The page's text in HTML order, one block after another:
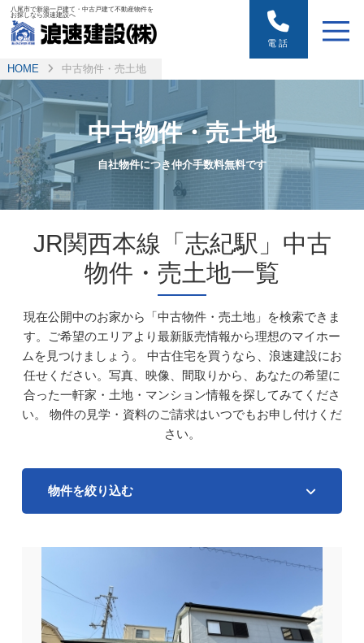
八尾市で新築一戸建て・中古戸建て不動産物件を
お探しなら浪速建設へ
電話
HOME 中古物件・売土地
中古物件・売土地
自社物件につき仲介手数料無料です
JR関西本線「志紀駅」中古
物件・売土地一覧
現在公開中のお家から「中古物件・売土地」を検索できま
す。ご希望のエリアより最新販売情報から理想のマイホー
ムを見つけましょう。
中古住宅を買うなら、浪速建設にお
任せください。写真、映像、間取りから、あなたの希望に
合った一軒家・土地・マンション情報を探してみてくださ
い。
物件の見学・資料のご請求はいつでもお申し付けくだ
さい。
物件を絞り込む